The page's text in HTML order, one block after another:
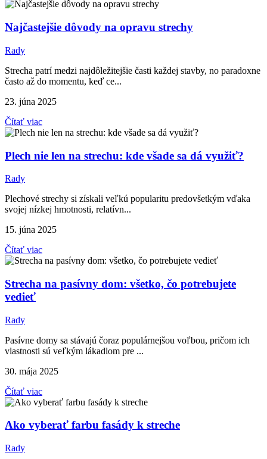
Najčastejšie dôvody na opravu strechy
Rady
Strecha patrí medzi najdôležitejšie časti každej stavby, no paradoxne
často až do momentu, keď ce...
23. júna 2025
Čítať viac
Plech nie len na strechu: kde všade sa dá využiť?
Rady
Plechové strechy si získali veľkú popularitu predovšetkým vďaka
svojej nízkej hmotnosti, relatívn...
15. júna 2025
Čítať viac
Strecha na pasívny dom: všetko, čo potrebujete
vedieť
Rady
Pasívne domy sa stávajú čoraz populárnejšou voľbou, pričom ich
vlastnosti sú veľkým lákadlom pre ...
30. mája 2025
Čítať viac
Ako vyberať farbu fasády k streche
Rady